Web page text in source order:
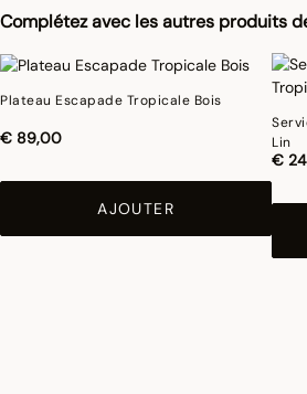
Complétez avec les autres produits
Plateau Escapade Tropicale Bois
€ 89,00
AJOUTER
Lin
€
le traitement spécifique Irretrex qui minimiser les
naturel au lavage. Notre coton reste stable dans le
leurs proportions au fil du temps pour vous